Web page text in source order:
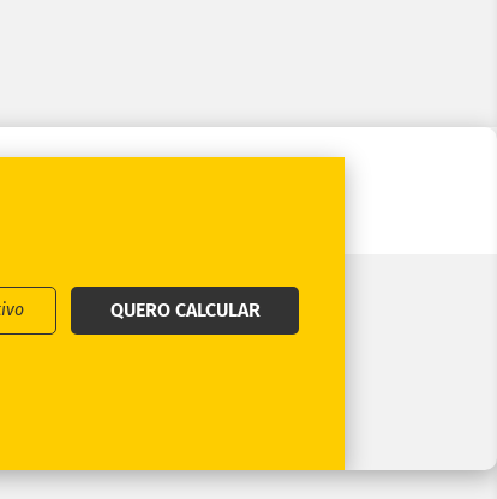
QUERO CALCULAR